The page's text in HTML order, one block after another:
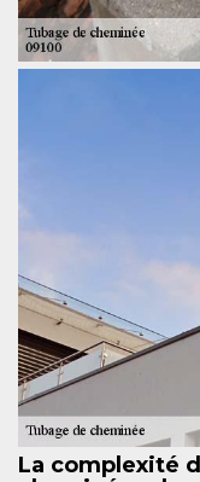
La complexité